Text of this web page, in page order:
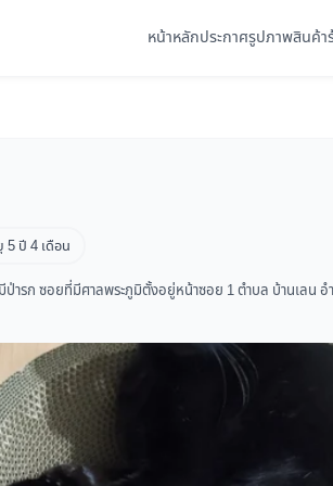
หน้าหลักประกาศรูปภาพสินค้า
5 ปี 4 เดือน
ป่ารก ซอยที่มีศาลพระภูมิตั้งอยู่หน้าซอย 1 ตำบล บ้านเลน